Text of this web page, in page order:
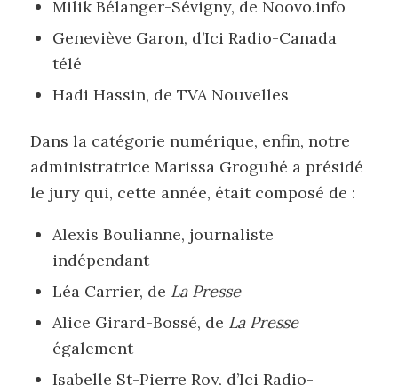
Milik Bélanger-Sévigny, de Noovo.info
Geneviève Garon, d’Ici Radio-Canada
télé
Hadi Hassin, de TVA Nouvelles
Dans la catégorie numérique, enfin, notre
administratrice Marissa Groguhé a présidé
le jury qui, cette année, était composé de :
Alexis Boulianne, journaliste
indépendant
Léa Carrier, de La Presse
Alice Girard-Bossé, de La Presse
également
Isabelle St-Pierre Roy, d’Ici Radio-